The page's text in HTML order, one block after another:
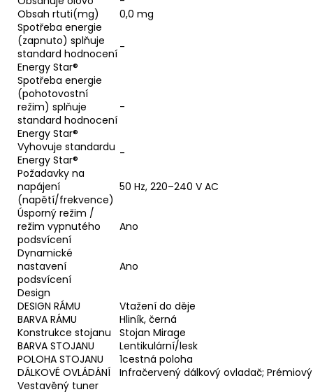
Obsah rtuti(mg)
0,0 mg
Spotřeba energie
(zapnuto) splňuje
standard hodnocení
Energy Star®
-
Spotřeba energie
(pohotovostní
režim) splňuje
standard hodnocení
Energy Star®
-
Vyhovuje standardu
Energy Star®
-
Požadavky na
napájení
(napětí/frekvence)
50 Hz, 220–240 V AC
Úsporný režim /
režim vypnutého
podsvícení
Ano
Dynamické
nastavení
podsvícení
Ano
Design
DESIGN RÁMU
Vtažení do děje
BARVA RÁMU
Hliník, černá
Konstrukce stojanu
Stojan Mirage
BARVA STOJANU
Lentikulární/lesk
POLOHA STOJANU
1cestná poloha
DÁLKOVÉ OVLÁDÁNÍ
Infračervený dálkový ovladač;
Vestavěný tuner